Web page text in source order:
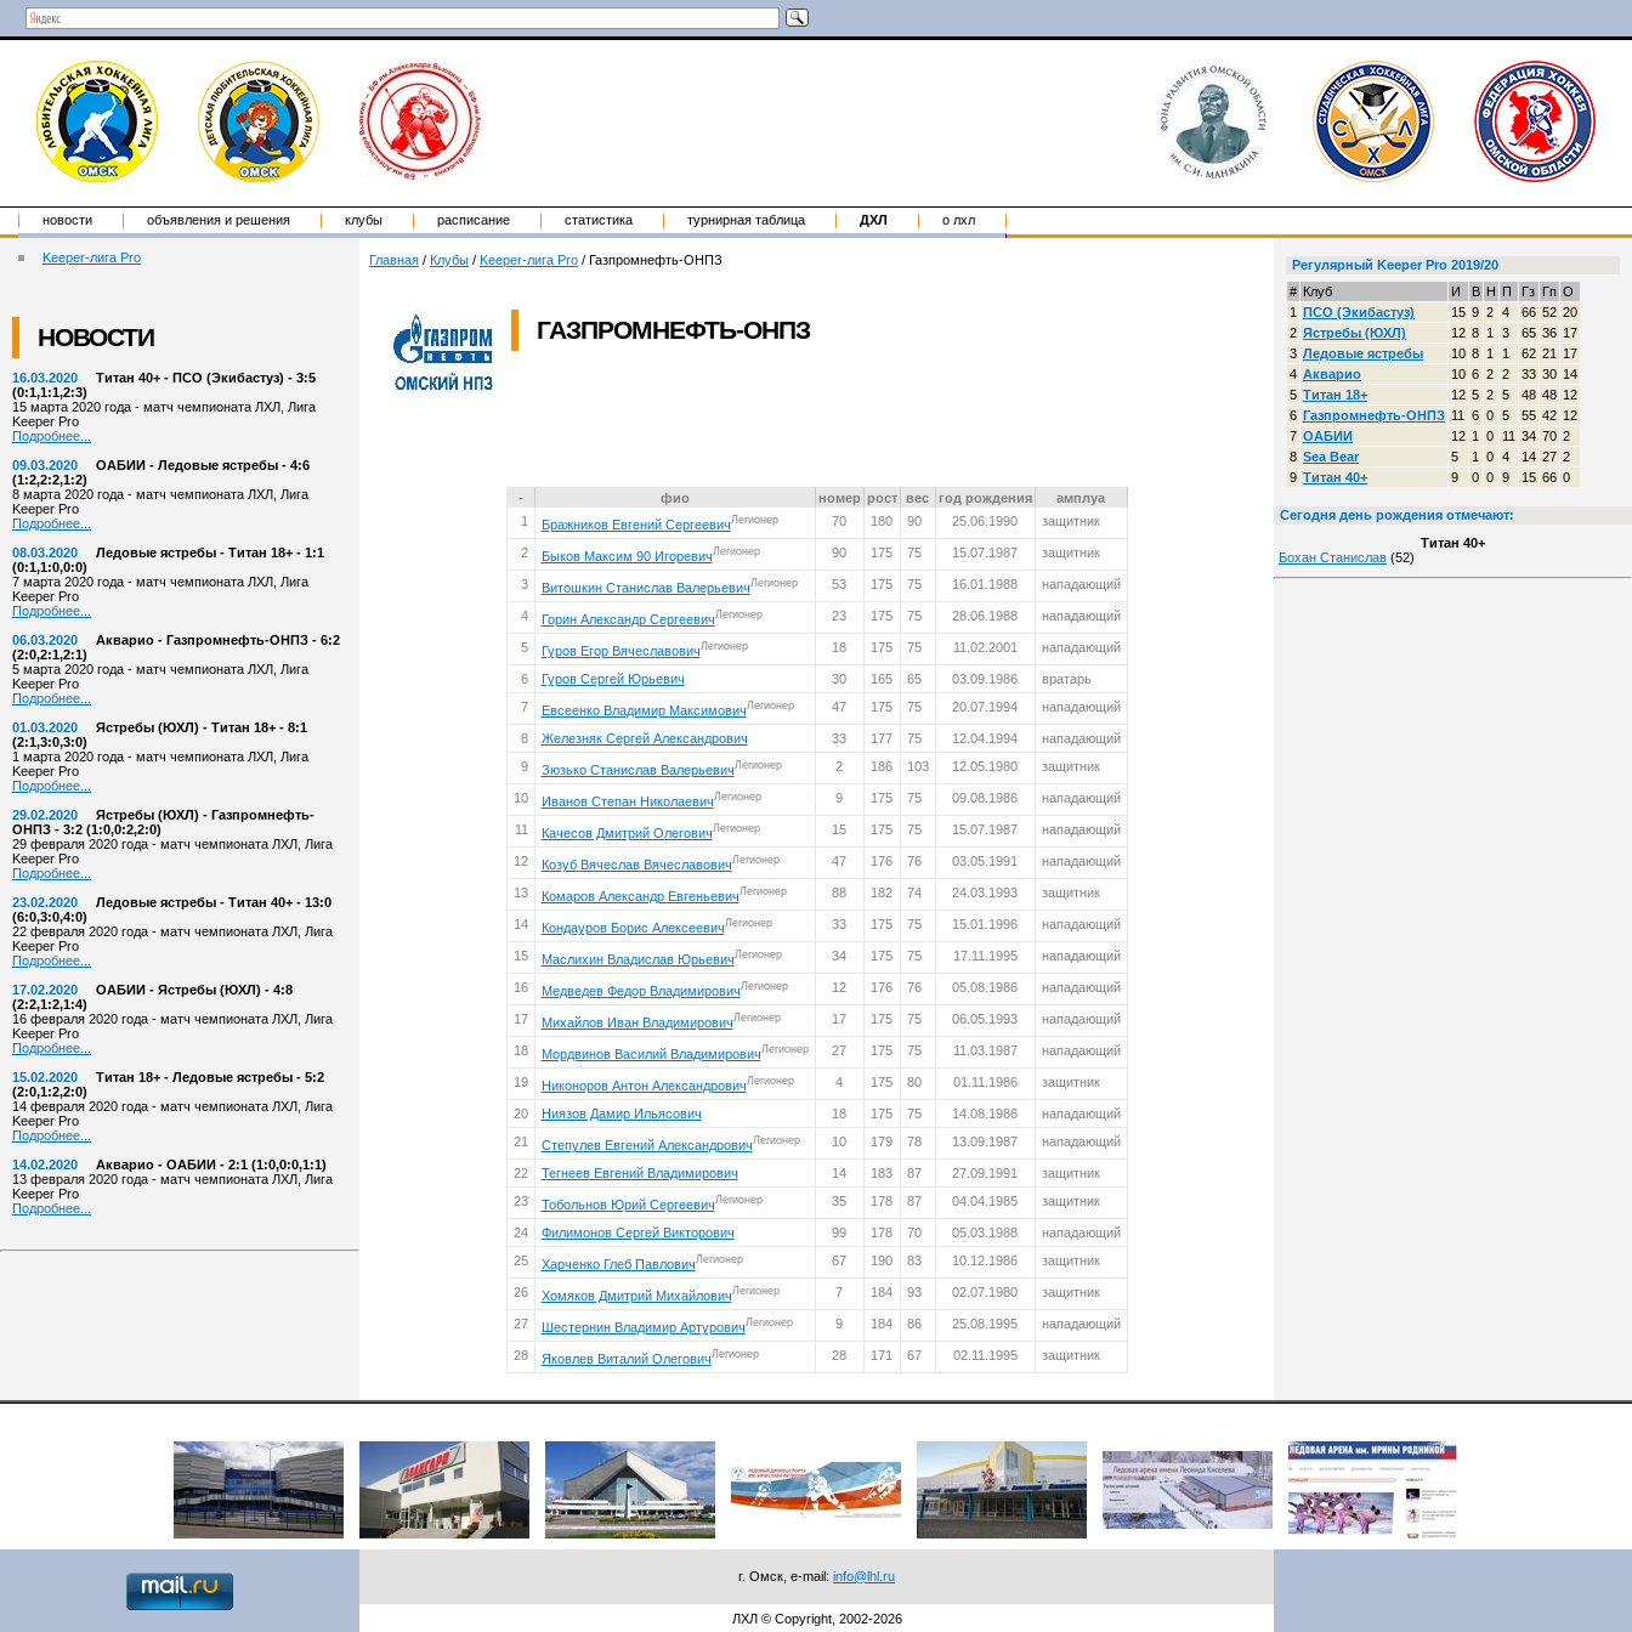
новости объявления и решения клубы расписание статистика турнирная таблица ДХЛ о лхл
Keeper-лига Pro
НОВОСТИ
16.03.2020
Титан 40+ - ПСО (Экибастуз) - 3:5
(0:1,1:1,2:3)
15 марта 2020 года - матч чемпионата ЛХЛ, Лига
Keeper Pro
Подробнее...
09.03.2020
ОАБИИ - Ледовые ястребы - 4:6
(1:2,2:2,1:2)
8 марта 2020 года - матч чемпионата ЛХЛ, Лига
Keeper Pro
Подробнее...
08.03.2020
Ледовые ястребы - Титан 18+ - 1:1
(0:1,1:0,0:0)
7 марта 2020 года - матч чемпионата ЛХЛ, Лига
Keeper Pro
Подробнее...
06.03.2020
Акварио - Газпромнефть-ОНПЗ - 6:2
(2:0,2:1,2:1)
5 марта 2020 года - матч чемпионата ЛХЛ, Лига
Keeper Pro
Подробнее...
01.03.2020
Ястребы (ЮХЛ) - Титан 18+ - 8:1
(2:1,3:0,3:0)
1 марта 2020 года - матч чемпионата ЛХЛ, Лига
Keeper Pro
Подробнее...
29.02.2020
Ястребы (ЮХЛ) - Газпромнефть-
ОНПЗ - 3:2 (1:0,0:2,2:0)
29 февраля 2020 года - матч чемпионата ЛХЛ, Лига
Keeper Pro
Подробнее...
23.02.2020
Ледовые ястребы - Титан 40+ - 13:0
(6:0,3:0,4:0)
22 февраля 2020 года - матч чемпионата ЛХЛ, Лига
Keeper Pro
Подробнее...
17.02.2020
ОАБИИ - Ястребы (ЮХЛ) - 4:8
(2:2,1:2,1:4)
16 февраля 2020 года - матч чемпионата ЛХЛ, Лига
Keeper Pro
Подробнее...
15.02.2020
Титан 18+ - Ледовые ястребы - 5:2
(2:0,1:2,2:0)
14 февраля 2020 года - матч чемпионата ЛХЛ, Лига
Keeper Pro
Подробнее...
14.02.2020
Акварио - ОАБИИ - 2:1 (1:0,0:0,1:1)
13 февраля 2020 года - матч чемпионата ЛХЛ, Лига
Keeper Pro
Подробнее...
Главная / Клубы / Keeper-лига Pro / Газпромнефть-ОНПЗ
ГАЗПРОМНЕФТЬ-ОНПЗ
- фио номер рост вес год рождения
амплуа
1
Бражников Евгений СергеевичЛегионер 70 180 90 25.06.1990 защитник
2 Быков Максим 90 ИгоревичЛегионер 90 175 75 15.07.1987 защитник
3 Витошкин Станислав ВалерьевичЛегионер 53 175 75 16.01.1988 нападающий
4 Горин Александр СергеевичЛегионер 23 175 75 28.06.1988 нападающий
5 Гуров Егор ВячеславовичЛегионер 18 175 75 11.02.2001 нападающий
6 Гуров Сергей Юрьевич 30 165 65 03.09.1986
вратарь
7
Евсеенко Владимир МаксимовичЛегионер 47 175 75 20.07.1994 нападающий
8 Железняк Сергей Александрович 33 177 75 12.04.1994
нападающий
9
Зюзько Станислав ВалерьевичЛегионер 2 186 103 12.05.1980 защитник
10 Иванов Степан НиколаевичЛегионер 9 175 75 09.08.1986 нападающий
11 Качесов Дмитрий ОлеговичЛегионер 15 175 75 15.07.1987 нападающий
12 Козуб Вячеслав ВячеславовичЛегионер 47 176 76 03.05.1991 нападающий
13 Комаров Александр ЕвгеньевичЛегионер 88 182 74 24.03.1993 защитник
14 Кондауров Борис АлексеевичЛегионер 33 175 75 15.01.1996 нападающий
15 Маслихин Владислав ЮрьевичЛегионер 34 175 75 17.11.1995 нападающий
16 Медведев Федор ВладимировичЛегионер 12 176 76 05.08.1986 нападающий
17 Михайлов Иван ВладимировичЛегионер 17 175 75 06.05.1993 нападающий
18 Мордвинов Василий ВладимировичЛегионер 27 175 75 11.03.1987 нападающий
19 Никоноров Антон АлександровичЛегионер 4 175 80 01.11.1986 защитник
20 Ниязов Дамир Ильясович 18 175 75 14.08.1986
нападающий
21
Степулев Евгений АлександровичЛегионер 10 179 78 13.09.1987 нападающий
22 Тегнеев Евгений Владимирович 14 183 87 27.09.1991
защитник
23
Тобольнов Юрий СергеевичЛегионер 35 178 87 04.04.1985 защитник
24 Филимонов Сергей Викторович 99 178 70 05.03.1988
нападающий
25
Харченко Глеб ПавловичЛегионер 67 190 83 10.12.1986 защитник
26 Хомяков Дмитрий МихайловичЛегионер 7 184 93 02.07.1980 защитник
27 Шестернин Владимир АртуровичЛегионер 9 184 86 25.08.1995 нападающий
28 Яковлев Виталий ОлеговичЛегионер 28 171 67 02.11.1995 защитник
Регулярный Keeper Pro 2019/20
# Клуб И В Н П Гз Гп О
1 ПСО (Экибастуз) 15 9 2 4 66 52 20
2 Ястребы (ЮХЛ) 12 8 1 3 65 36 17
3 Ледовые ястребы 10 8 1 1 62 21
17
4 Акварио 10 6 2 2 33 30 14
5 Титан 18+ 12 5 2 5 48 48 12
6 Газпромнефть-ОНПЗ 11 6 0 5 55 42 12
7 ОАБИИ 12 1 0 11 34 70 2
8 Sea Bear 5 1 0 4 14 27 2
9 Титан 40+ 9 0 0 9 15 66 0
Сегодня день рождения отмечают:
Титан 40+
Бохан Станислав (52)
г. Омск, e-mail: info@lhl.ru
ЛХЛ © Copyright, 2002-2026